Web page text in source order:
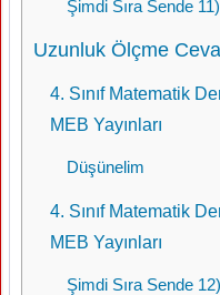
Şimdi Sıra Sende 11)
Uzunluk Ölçme
4. Sınıf Matematik
MEB Yayınları
Düşünelim
4. Sınıf Matematik
MEB Yayınları
Şimdi Sıra Sende 12)